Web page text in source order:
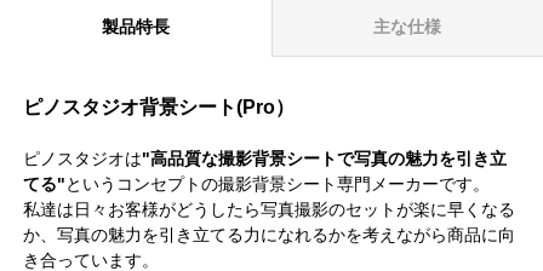
製品特長 主な仕様
ピノスタジオ背景シート(Pro）
ピノスタジオは"高品質な撮影背景シートで写真の魅力を引き立
てる"というコンセプトの撮影背景シート専門メーカーです。
私達は日々お客様がどうしたら写真撮影のセットが楽に早くなる
か、写真の魅力を引き立てる力になれるかを考えながら商品に向
き合っています。